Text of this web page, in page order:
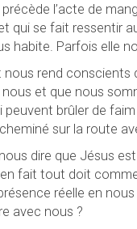
l’acte de
qui se fait ressentir
habite. Parfois elle
nous rend conscients
nous et que nous
brûler de
sur la route
dire que Jésus
en fait tout doit
réelle en
avec nous ?